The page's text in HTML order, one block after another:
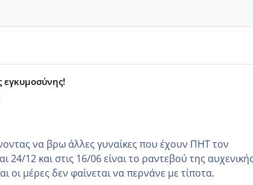
εγκυμοσύνης!
να βρω άλλες γυναίκες που έχουν ΠΗΤ τον
24/12 και στις 16/06 είναι το ραντεβού της αυχενικής
οι μέρες δεν φαίνεται να περνάνε με τίποτα.